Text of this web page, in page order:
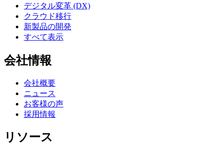
デジタル変革 (DX)
クラウド移行
新製品の開発
すべて表示
会社情報
会社概要
ニュース
お客様の声
採用情報
リソース